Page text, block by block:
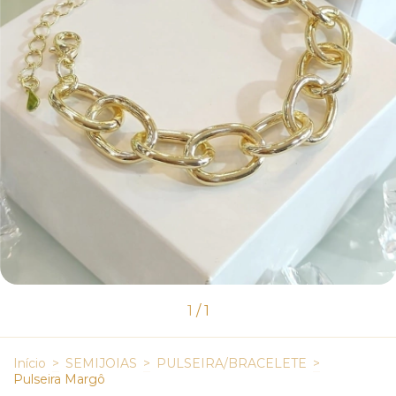
1 /1
Início > SEMIJOIAS > PULSEIRA/BRACELETE >
Pulseira Margô